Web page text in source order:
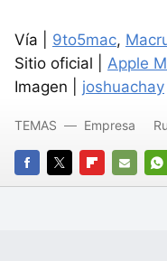
Vía | 9to5mac,
Sitio oficial | Apple
Imagen | joshuachay
FACEBOOK
TWITTERFLIPBOARD
E-
TEMAS Empresa